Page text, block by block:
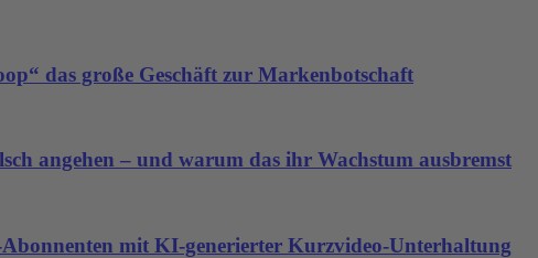
das große Geschäft zur Markenbotschaft
angehen – und warum das ihr Wachstum ausbremst
mit KI-generierter Kurzvideo-Unterhaltung